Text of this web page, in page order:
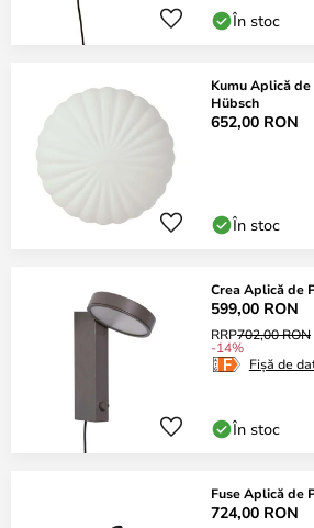
În stoc
Kumu Aplică
Hübsch
652,00 RON
În stoc
Crea Aplică de
599,00 RON
RRP702,00 RON
-14%
Fișă de
În stoc
Fuse Aplică de
724,00 RON